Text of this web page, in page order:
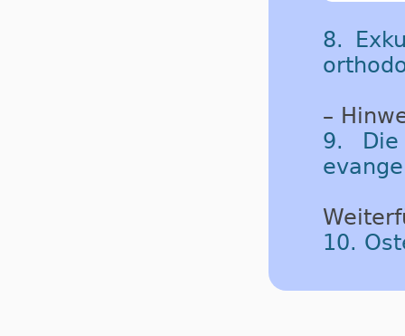
8.
–
9. Die
10.